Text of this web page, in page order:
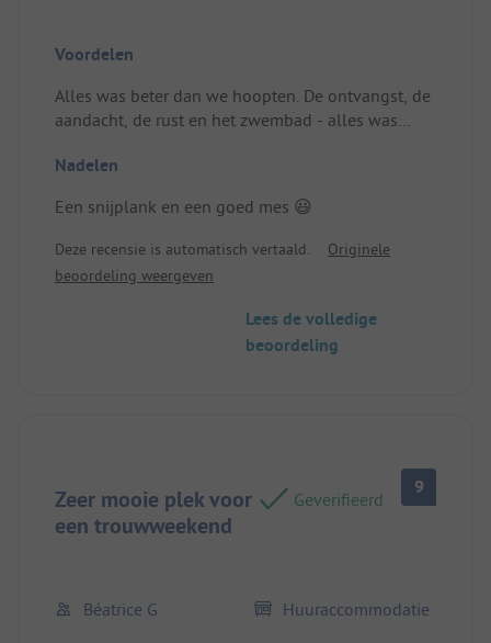
Voordelen
Alles was beter dan we hoopten. De ontvangst, de
aandacht, de rust en het zwembad - alles was
omgeving. Nogmaals bedankt!
nodig is om te genieten.
Nadelen
Een snijplank en een goed mes 😃
Deze recensie is automatisch vertaald.
Originele
beoordeling weergeven
Lees de volledige
beoordeling
Zeer mooie plek voor
een trouwweekend
Geverifieerd
9
Béatrice G Huuraccommodatie